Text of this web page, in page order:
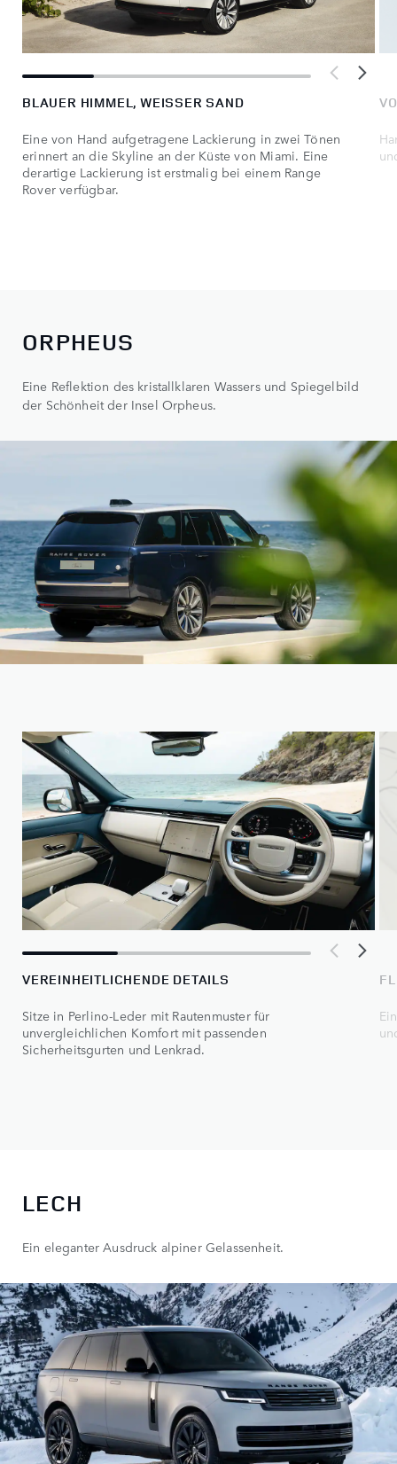
BLAUER HIMMEL, WEISSER SAND
Eine von Hand aufgetragene Lackierung in zwei Tönen
erinnert an die Skyline an der Küste von Miami. Eine
derartige Lackierung ist erstmalig bei einem Range
Rover verfügbar.
ORPHEUS
Eine Reflektion des kristallklaren Wassers und Spiegelbild
der Schönheit der Insel Orpheus.
VEREINHEITLICHENDE DETAILS
Sitze in Perlino-Leder mit Rautenmuster für
unvergleichlichen Komfort mit passenden
Sicherheitsgurten und Lenkrad.
LECH
Ein eleganter Ausdruck alpiner Gelassenheit.